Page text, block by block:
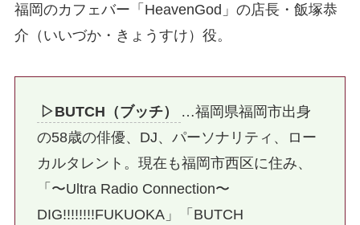
福岡のカフェバー「HeavenGod」の店長・飯塚恭
介（いいづか・きょうすけ）役。
▷BUTCH（ブッチ）
…福岡県福岡市出身
の58歳の俳優、DJ、パーソナリティ、ロー
カルタレント。現在も福岡市西区に住み、
「〜Ultra Radio Connection〜
DIG!!!!!!!!FUKUOKA」「BUTCH